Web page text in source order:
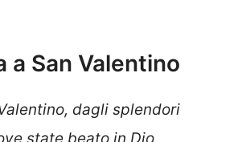
a San Valentino
dagli splendori